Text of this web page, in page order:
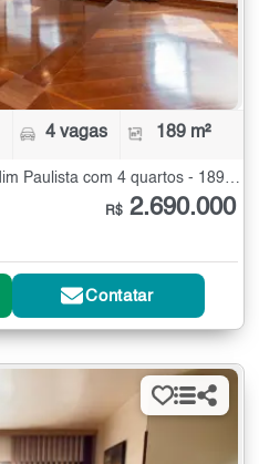
4 vagas 189 m²
Apartamento à Venda no Jardim Paulista com 4 quartos - 189 m²
R$ 2.690.000
Contatar